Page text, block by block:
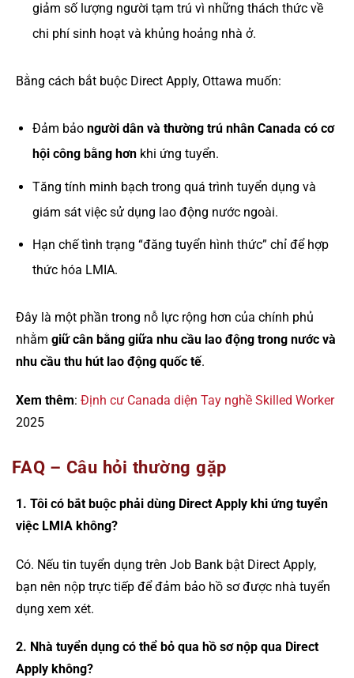
giảm số lượng người tạm trú vì những thách thức về
chi phí sinh hoạt và khủng hoảng nhà ở.
Bằng cách bắt buộc Direct Apply, Ottawa muốn:
Đảm bảo người dân và thường trú nhân Canada có cơ
hội công bằng hơnkhi ứng tuyển.
Tăng tính minh bạch trong quá trình tuyển dụng và
giám sát việc sử dụng lao động nước ngoài.
Hạn chế tình trạng “đăng tuyển hình thức” chỉ để hợp
thức hóa LMIA.
Đây là một phần trong nỗ lực rộng hơn của chính phủ
nhằm giữ cân bằng giữa nhu cầu lao động trong nước và
nhu cầu thu hút lao động quốc tế.
Xem thêm: Định cư Canada diện Tay nghề Skilled Worker
2025
FAQ – Câu hỏi thường gặp
1. Tôi có bắt buộc phải dùng Direct Apply khi ứng tuyển
việc LMIA không?
Có. Nếu tin tuyển dụng trên Job Bank bật Direct Apply,
bạn nên nộp trực tiếp để đảm bảo hồ sơ được nhà tuyển
dụng xem xét.
2. Nhà tuyển dụng có thể bỏ qua hồ sơ nộp qua Direct
Apply không?